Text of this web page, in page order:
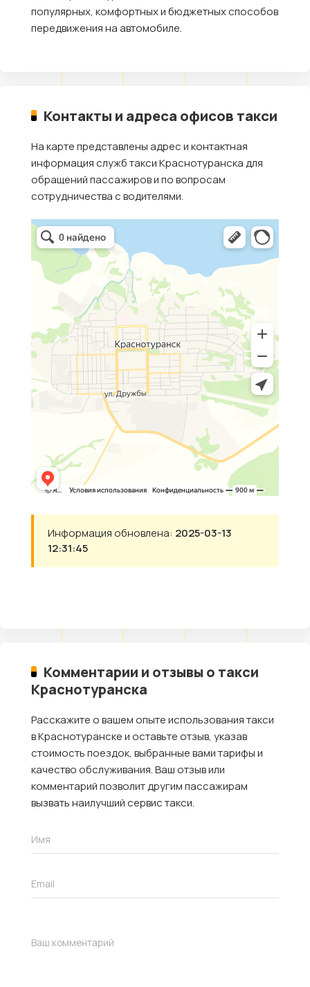
популярных, комфортных и бюджетных способов
передвижения на автомобиле.
Контакты и адреса офисов такси
На карте представлены адрес и контактная
информация служб такси Краснотуранска для
обращений пассажиров и по вопросам
сотрудничества с водителями.
Информация обновлена: 2025-03-13
12:31:45
Комментарии и отзывы о такси
Краснотуранска
Расскажите о вашем опыте использования такси
в Краснотуранске и оставьте отзыв, указав
стоимость поездок, выбранные вами тарифы и
качество обслуживания. Ваш отзыв или
комментарий позволит другим пассажирам
вызвать наилучший сервис такси.